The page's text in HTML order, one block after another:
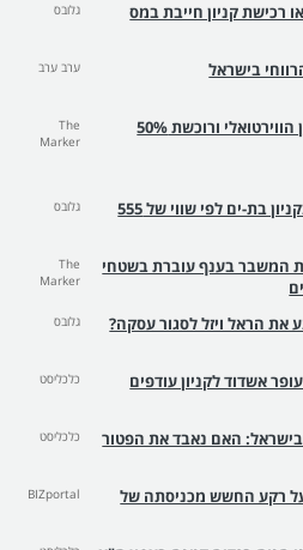
רכישת קניון חייבת במס
גלובס
בישראל ערב ערב
ביג הקפיאה את הקניון הווירטואלי ורוכשת 50%
The
Marker
ביג נכנסת לשותפות בקניון בת-ים לפי שווי של 555
גלובס
המשבר בענף עוברת בשטחי
The
Marker
את הראל ויזל לסגור עסקה? גלובס
אשדוד לקניון עודפים כלכליסט
בישראל: האם נאבד את הפטור
כלכליסט
על רקע החשש מכניסתה של
BIZportal